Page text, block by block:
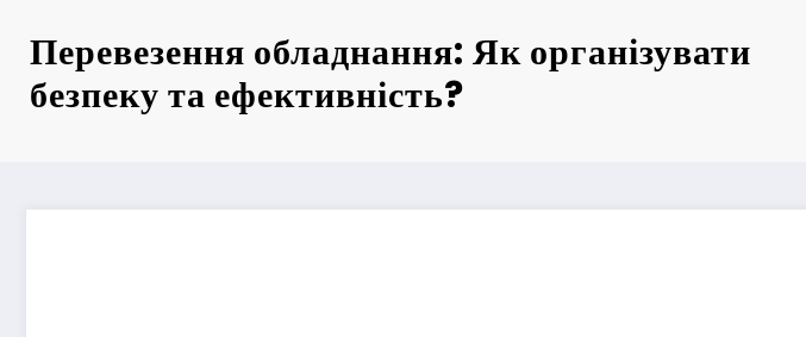
Перевезення обладнання: Як організувати
безпеку та ефективність?